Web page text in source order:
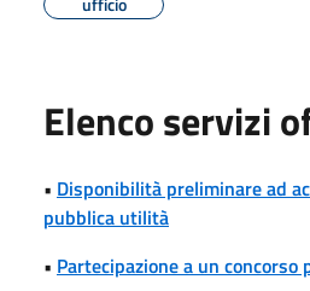
Elenco servizi
• Disponibilità preliminare ad
pubblica utilità
• Partecipazione a un concorso